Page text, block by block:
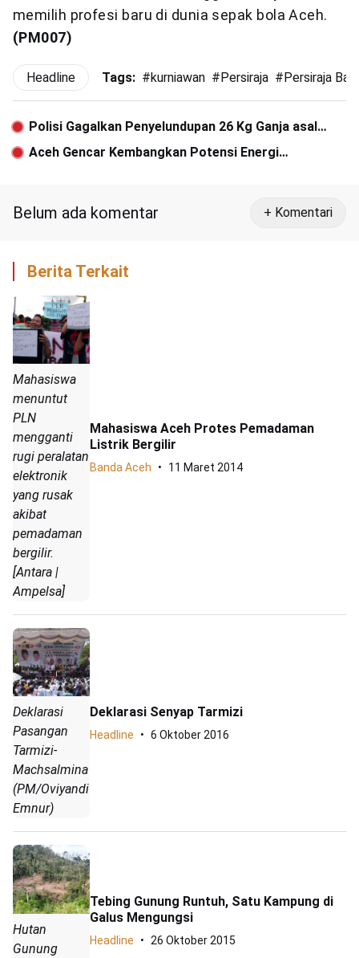
memilih profesi baru di dunia sepak bola Aceh.
(PM007)
Headline Tags: #kurniawan #Persiraja #Persiraja
Polisi Gagalkan Penyelundupan 26 Kg Ganja asal
Aceh ke Palembang
Aceh Gencar Kembangkan Potensi Energi
Belum ada komentar + Komentari
Berita Terkait
Mahasiswa
menuntut
PLN
mengganti
rugi peralatan
elektronik
yang rusak
akibat
pemadaman
bergilir.
[Antara |
Ampelsa]
Mahasiswa Aceh Protes Pemadaman
Listrik Bergilir
Banda Aceh 11 Maret 2014
Deklarasi
Pasangan
Tarmizi-
Machsalmina
(PM/Oviyandi
Emnur)
Deklarasi Senyap Tarmizi
Headline 6 Oktober 2016
Hutan
Gunung
Tebing Gunung Runtuh, Satu Kampung di
Galus Mengungsi
Headline 26 Oktober 2015